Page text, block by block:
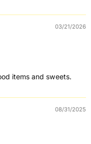
03/21/2026
items and sweets.
08/31/2025